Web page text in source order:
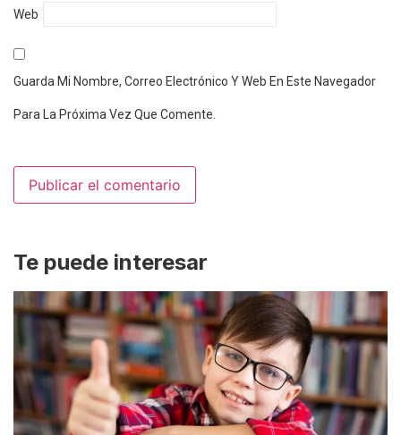
Web
Guarda Mi Nombre, Correo Electrónico Y Web En Este Navegador
Para La Próxima Vez Que Comente.
Te puede interesar